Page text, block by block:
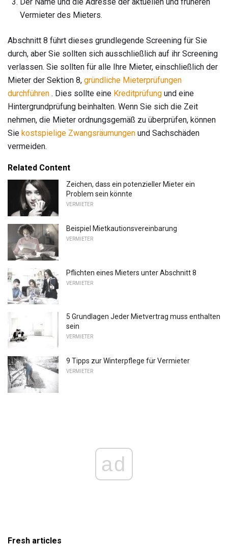
Der Name und die Adresse der aktuellen und früheren
Vermieter des Mieters.
Abschnitt 8 führt dieses grundlegende Screening für Sie
durch, aber Sie sollten sich ausschließlich auf ihr Screening
verlassen. Sie sollten für alle Ihre Mieter, einschließlich der
Mieter der Sektion 8, gründliche Mieterprüfungen
durchführen . Dies sollte eine Kreditprüfung und eine
Hintergrundprüfung beinhalten. Wenn Sie sich die Zeit
nehmen, die Mieter ordnungsgemäß zu überprüfen, können
Sie kostspielige Zwangsräumungen und Sachschäden
vermeiden.
Related Content
Zeichen, dass ein potenzieller Mieter ein
Problem sein könnte
VERMIETER
Beispiel Mietkautionsvereinbarung
VERMIETER
Pflichten eines Mieters unter Abschnitt 8
VERMIETER
5 Grundlagen Jeder Mietvertrag muss enthalten
sein
VERMIETER
9 Tipps zur Winterpflege für Vermieter
VERMIETER
ad
Fresh articles